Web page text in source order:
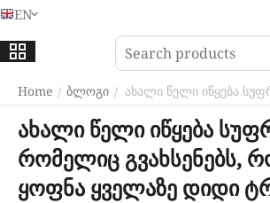
EN
Home / ბლოგი / ახალი წელი იწყება
ახალი წელი იწყება
რომელიც გვახსენებს,
ყოფნა ყველაზე დიდი
Menu